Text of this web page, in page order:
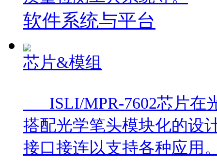
软件系统与平台
芯片&模组
ISLI/MPR-7602芯片在
搭配光学笔头模块化的设
接口接连以支持各种应用